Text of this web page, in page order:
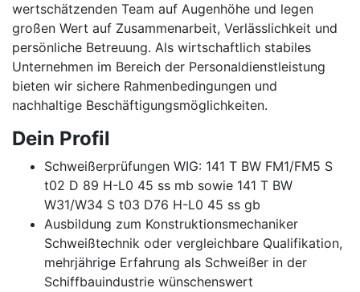
wertschätzenden Team auf Augenhöhe und legen
großen Wert auf Zusammenarbeit, Verlässlichkeit und
persönliche Betreuung. Als wirtschaftlich stabiles
Unternehmen im Bereich der Personaldienstleistung
bieten wir sichere Rahmenbedingungen und
nachhaltige Beschäftigungsmöglichkeiten.
Dein Profil
Schweißerprüfungen WIG: 141 T BW FM1/FM5 S
t02 D 89 H-L0 45 ss mb sowie 141 T BW
W31/W34 S t03 D76 H-L0 45 ss gb
Ausbildung zum Konstruktionsmechaniker
Schweißtechnik oder vergleichbare Qualifikation,
mehrjährige Erfahrung als Schweißer in der
Schiffbauindustrie wünschenswert